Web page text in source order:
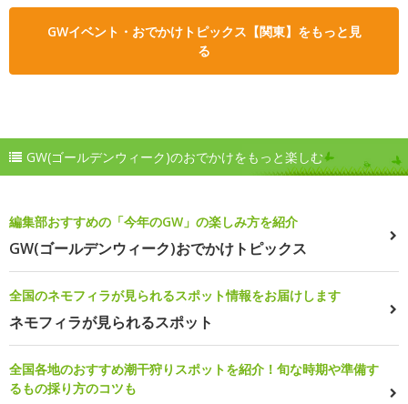
GWイベント・おでかけトピックス【関東】をもっと見
る
GW(ゴールデンウィーク)のおでかけをもっと楽しむ
編集部おすすめの「今年のGW」の楽しみ方を紹介
GW(ゴールデンウィーク)おでかけトピックス
全国のネモフィラが見られるスポット情報をお届けします
ネモフィラが見られるスポット
全国各地のおすすめ潮干狩りスポットを紹介！旬な時期や準備す
るもの採り方のコツも